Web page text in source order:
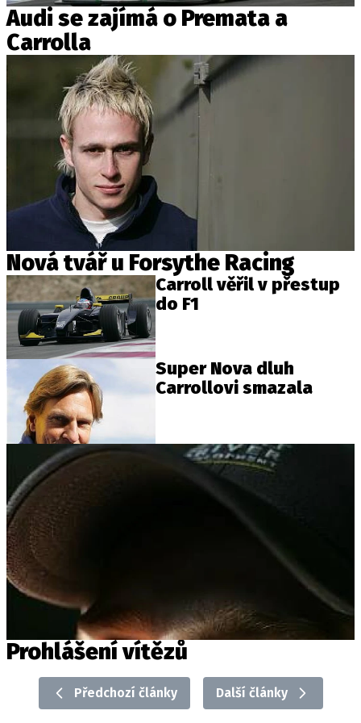
ČEŠI V AKCI
MEZINÁRODNÍ SCÉNA
SLEDUJTE NÁS NA
Máte příběh, fotku nebo video?
Pošlete e-mail na autoroad.cz
ETICKÝ KODEX
KONTAKT
VYDAVATEL
OSOBNÍ ÚDAJE / COOKIES
Provozovatelem serveru autoroad.cz je
INCORP MEDIA GROUP s.r.o., IČ: 118 23 054
Audi se zajímá o Premata a
Carrolla
Nová tvář u Forsythe Racing
Carroll věřil v přestup
do F1
Super Nova dluh
Carrollovi smazala
Prohlášení vítězů
Předchozí články Další články